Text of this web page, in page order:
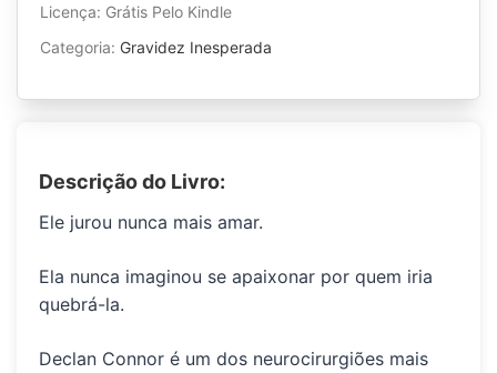
Licença: Grátis Pelo Kindle
Categoria: Gravidez Inesperada
Descrição do Livro:
Ele jurou nunca mais amar.
Ela nunca imaginou se apaixonar por quem iria
quebrá-la.
Declan Connor é um dos neurocirurgiões mais